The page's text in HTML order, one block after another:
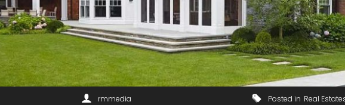
rmmedia Posted in Real